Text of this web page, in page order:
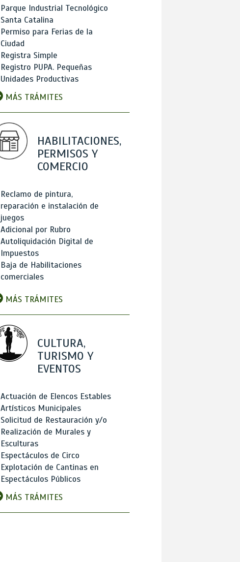
Parque Industrial Tecnológico
Santa Catalina
Permiso para Ferias de la
Ciudad
Registra Simple
Registro PUPA. Pequeñas
Unidades Productivas
MÁS TRÁMITES
HABILITACIONES,
PERMISOS Y
COMERCIO
Reclamo de pintura,
reparación e instalación de
juegos
Adicional por Rubro
Autoliquidación Digital de
Impuestos
Baja de Habilitaciones
comerciales
MÁS TRÁMITES
CULTURA,
TURISMO Y
EVENTOS
Actuación de Elencos Estables
Artísticos Municipales
Solicitud de Restauración y/o
Realización de Murales y
Esculturas
Espectáculos de Circo
Explotación de Cantinas en
Espectáculos Públicos
MÁS TRÁMITES